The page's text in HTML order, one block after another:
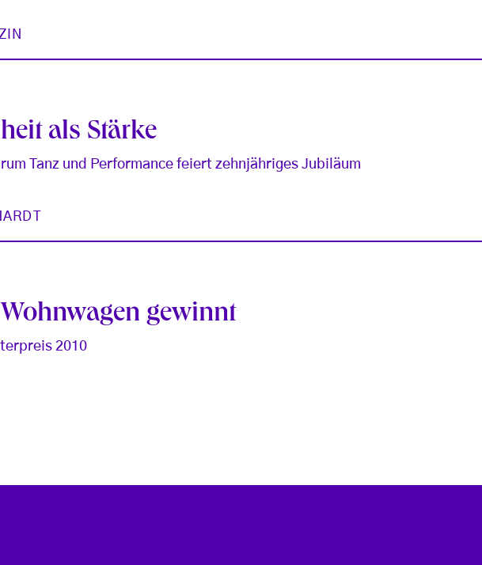
als Stärke
Tanz und Performance feiert zehnjähriges Jubiläum
gewinnt
2010